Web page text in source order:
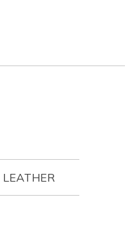
LEATHER